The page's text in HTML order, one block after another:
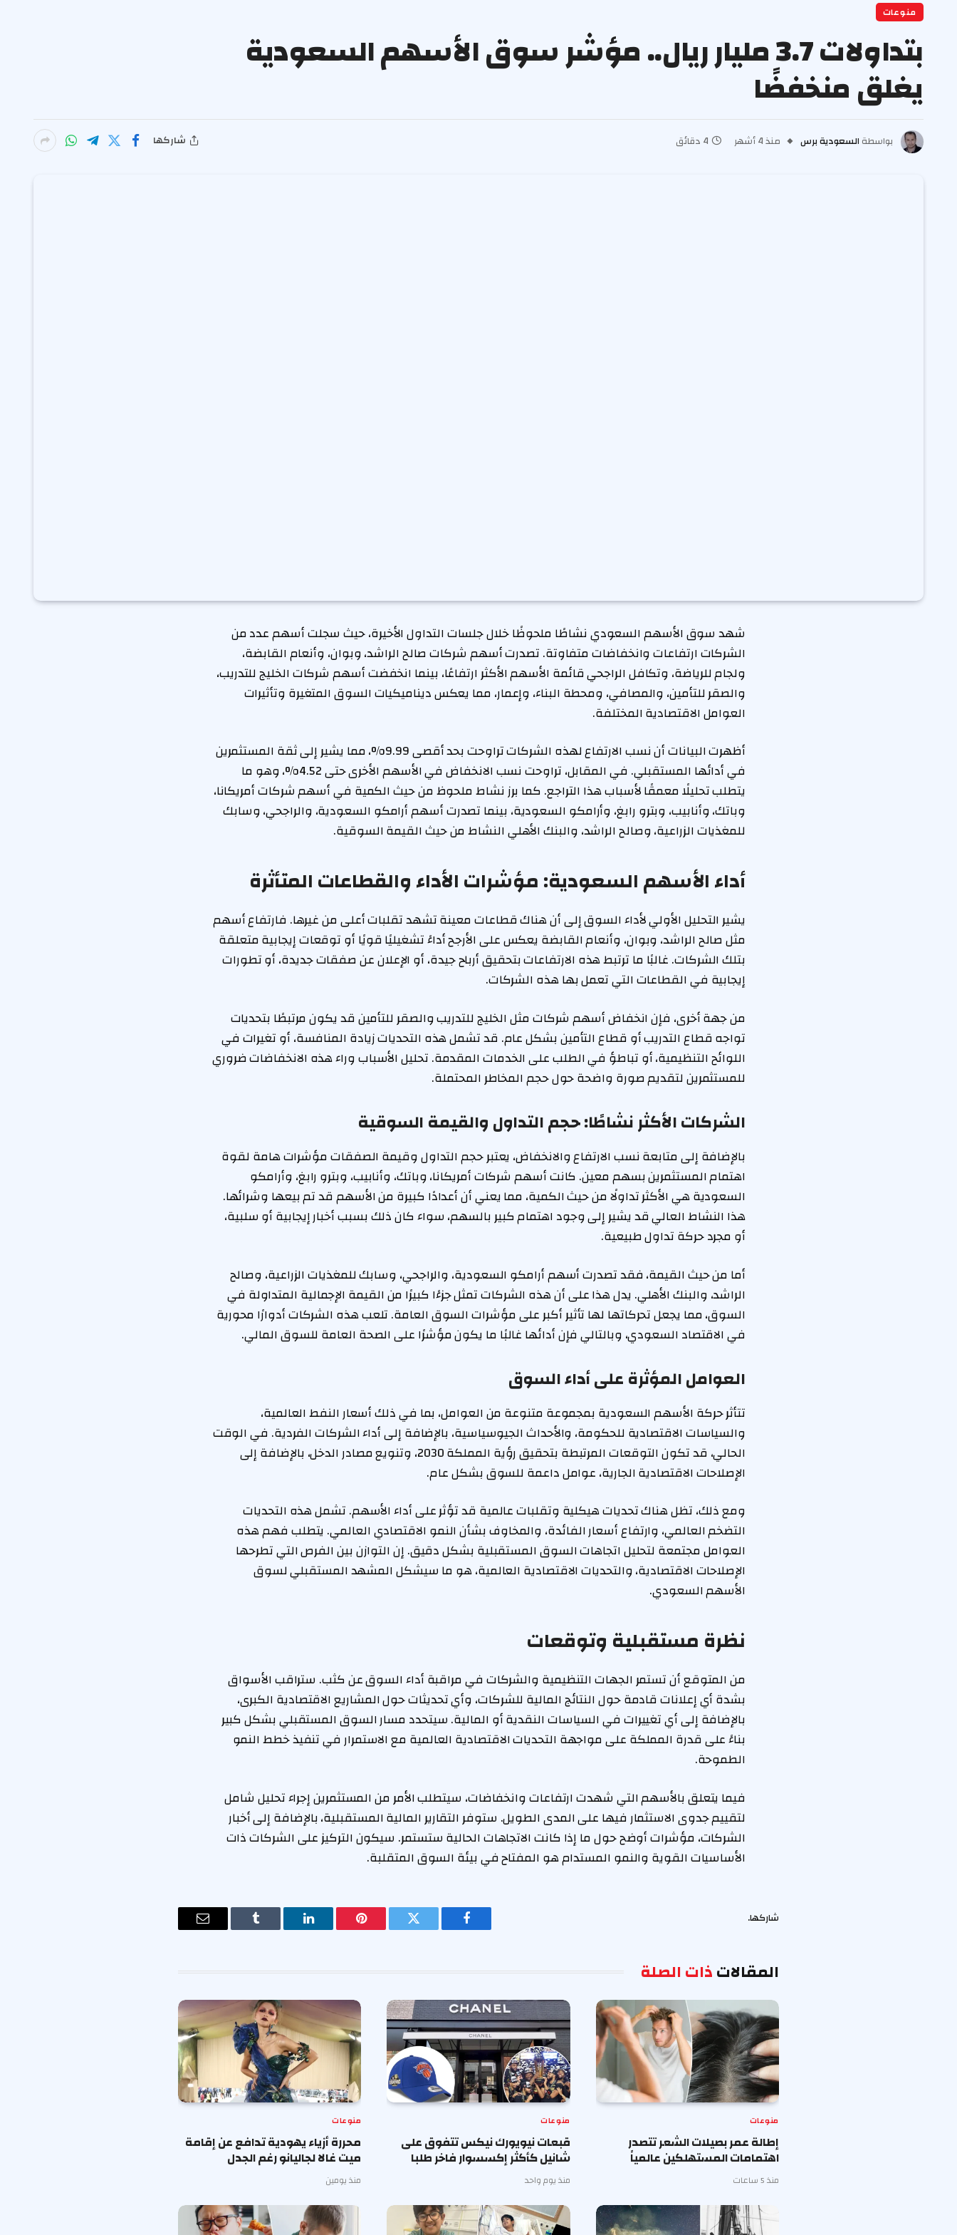
منوعات
بتداولات 3.7 مليار ريال.. مؤشر سوق الأسهم السعودية
يغلق منخفضًا
بواسطة السعودية برس منذ 4 أشهر 4 دقائق شاركها
شهد سوق الأسهم السعودي نشاطًا ملحوظًا خلال جلسات التداول الأخيرة، حيث سجلت أسهم عدد من
الشركات ارتفاعات وانخفاضات متفاوتة. تصدرت أسهم شركات صالح الراشد، وبوان، وأنعام القابضة،
ولجام للرياضة، وتكافل الراجحي قائمة الأسهم الأكثر ارتفاعًا، بينما انخفضت أسهم شركات الخليج للتدريب،
والصقر للتأمين، والمصافي، ومحطة البناء، وإعمار، مما يعكس ديناميكيات السوق المتغيرة وتأثيرات
العوامل الاقتصادية المختلفة.
أظهرت البيانات أن نسب الارتفاع لهذه الشركات تراوحت بحد أقصى 9.99%، مما يشير إلى ثقة المستثمرين
في أدائها المستقبلي. في المقابل، تراوحت نسب الانخفاض في الأسهم الأخرى حتى 4.52%، وهو ما
يتطلب تحليلًا معمقًا لأسباب هذا التراجع. كما برز نشاط ملحوظ من حيث الكمية في أسهم شركات أمريكانا،
وباتك، وأنابيب، وبترو رابغ، وأرامكو السعودية، بينما تصدرت أسهم أرامكو السعودية، والراجحي، وسابك
للمغذيات الزراعية، وصالح الراشد، والبنك الأهلي النشاط من حيث القيمة السوقية.
أداء الأسهم السعودية: مؤشرات الأداء والقطاعات المتأثرة
يشير التحليل الأولي لأداء السوق إلى أن هناك قطاعات معينة تشهد تقلبات أعلى من غيرها. فارتفاع أسهم
مثل صالح الراشد، وبوان، وأنعام القابضة يعكس على الأرجح أداءً تشغيليًا قويًا أو توقعات إيجابية متعلقة
بتلك الشركات. غالبًا ما ترتبط هذه الارتفاعات بتحقيق أرباح جيدة، أو الإعلان عن صفقات جديدة، أو تطورات
إيجابية في القطاعات التي تعمل بها هذه الشركات.
من جهة أخرى، فإن انخفاض أسهم شركات مثل الخليج للتدريب والصقر للتأمين قد يكون مرتبطًا بتحديات
تواجه قطاع التدريب أو قطاع التأمين بشكل عام. قد تشمل هذه التحديات زيادة المنافسة، أو تغيرات في
اللوائح التنظيمية، أو تباطؤ في الطلب على الخدمات المقدمة. تحليل الأسباب وراء هذه الانخفاضات ضروري
للمستثمرين لتقديم صورة واضحة حول حجم المخاطر المحتملة.
الشركات الأكثر نشاطًا: حجم التداول والقيمة السوقية
بالإضافة إلى متابعة نسب الارتفاع والانخفاض، يعتبر حجم التداول وقيمة الصفقات مؤشرات هامة لقوة
اهتمام المستثمرين بسهم معين. كانت أسهم شركات أمريكانا، وباتك، وأنابيب، وبترو رابغ، وأرامكو
السعودية هي الأكثر تداولًا من حيث الكمية، مما يعني أن أعدادًا كبيرة من الأسهم قد تم بيعها وشرائها.
هذا النشاط العالي قد يشير إلى وجود اهتمام كبير بالسهم، سواء كان ذلك بسبب أخبار إيجابية أو سلبية،
أو مجرد حركة تداول طبيعية.
أما من حيث القيمة، فقد تصدرت أسهم أرامكو السعودية، والراجحي، وسابك للمغذيات الزراعية، وصالح
الراشد، والبنك الأهلي. يدل هذا على أن هذه الشركات تمثل جزءًا كبيرًا من القيمة الإجمالية المتداولة في
السوق، مما يجعل تحركاتها لها تأثير أكبر على مؤشرات السوق العامة. تلعب هذه الشركات أدوارًا محورية
في الاقتصاد السعودي، وبالتالي فإن أدائها غالبًا ما يكون مؤشرًا على الصحة العامة للسوق المالي.
العوامل المؤثرة على أداء السوق
تتأثر حركة الأسهم السعودية بمجموعة متنوعة من العوامل، بما في ذلك أسعار النفط العالمية،
والسياسات الاقتصادية للحكومة، والأحداث الجيوسياسية، بالإضافة إلى أداء الشركات الفردية. في الوقت
الحالي، قد تكون التوقعات المرتبطة بتحقيق رؤية المملكة 2030، وتنويع مصادر الدخل، بالإضافة إلى
الإصلاحات الاقتصادية الجارية، عوامل داعمة للسوق بشكل عام.
ومع ذلك، تظل هناك تحديات هيكلية وتقلبات عالمية قد تؤثر على أداء الأسهم. تشمل هذه التحديات
التضخم العالمي، وارتفاع أسعار الفائدة، والمخاوف بشأن النمو الاقتصادي العالمي. يتطلب فهم هذه
العوامل مجتمعة لتحليل اتجاهات السوق المستقبلية بشكل دقيق. إن التوازن بين الفرص التي تطرحها
الإصلاحات الاقتصادية، والتحديات الاقتصادية العالمية، هو ما سيشكل المشهد المستقبلي لسوق
الأسهم السعودي.
نظرة مستقبلية وتوقعات
من المتوقع أن تستمر الجهات التنظيمية والشركات في مراقبة أداء السوق عن كثب. ستراقب الأسواق
بشدة أي إعلانات قادمة حول النتائج المالية للشركات، وأي تحديثات حول المشاريع الاقتصادية الكبرى،
بالإضافة إلى أي تغييرات في السياسات النقدية أو المالية. سيتحدد مسار السوق المستقبلي بشكل كبير
بناءً على قدرة المملكة على مواجهة التحديات الاقتصادية العالمية مع الاستمرار في تنفيذ خطط النمو
الطموحة.
فيما يتعلق بالأسهم التي شهدت ارتفاعات وانخفاضات، سيتطلب الأمر من المستثمرين إجراء تحليل شامل
لتقييم جدوى الاستثمار فيها على المدى الطويل. ستوفر التقارير المالية المستقبلية، بالإضافة إلى أخبار
الشركات، مؤشرات أوضح حول ما إذا كانت الاتجاهات الحالية ستستمر. سيكون التركيز على الشركات ذات
الأساسيات القوية والنمو المستدام هو المفتاح في بيئة السوق المتقلبة.
شاركها.
فيسبوك تويتر بينتيريستلينكدإن Tumblr
البريد
المقالاتذات الصلة
منوعات
إطالة عمر بصيلات الشعر تتصدر
اهتمامات المستهلكين عالمياً
منذ 5 ساعات
منوعات
قبعات نيويورك نيكس تتفوق على
شانيل كأكثر إكسسوار فاخر طلبا
منذ يوم واحد
منوعات
محررة أزياء يهودية تدافع عن إقامة
ميت غالا لجاليانو رغم الجدل
منذ يومين